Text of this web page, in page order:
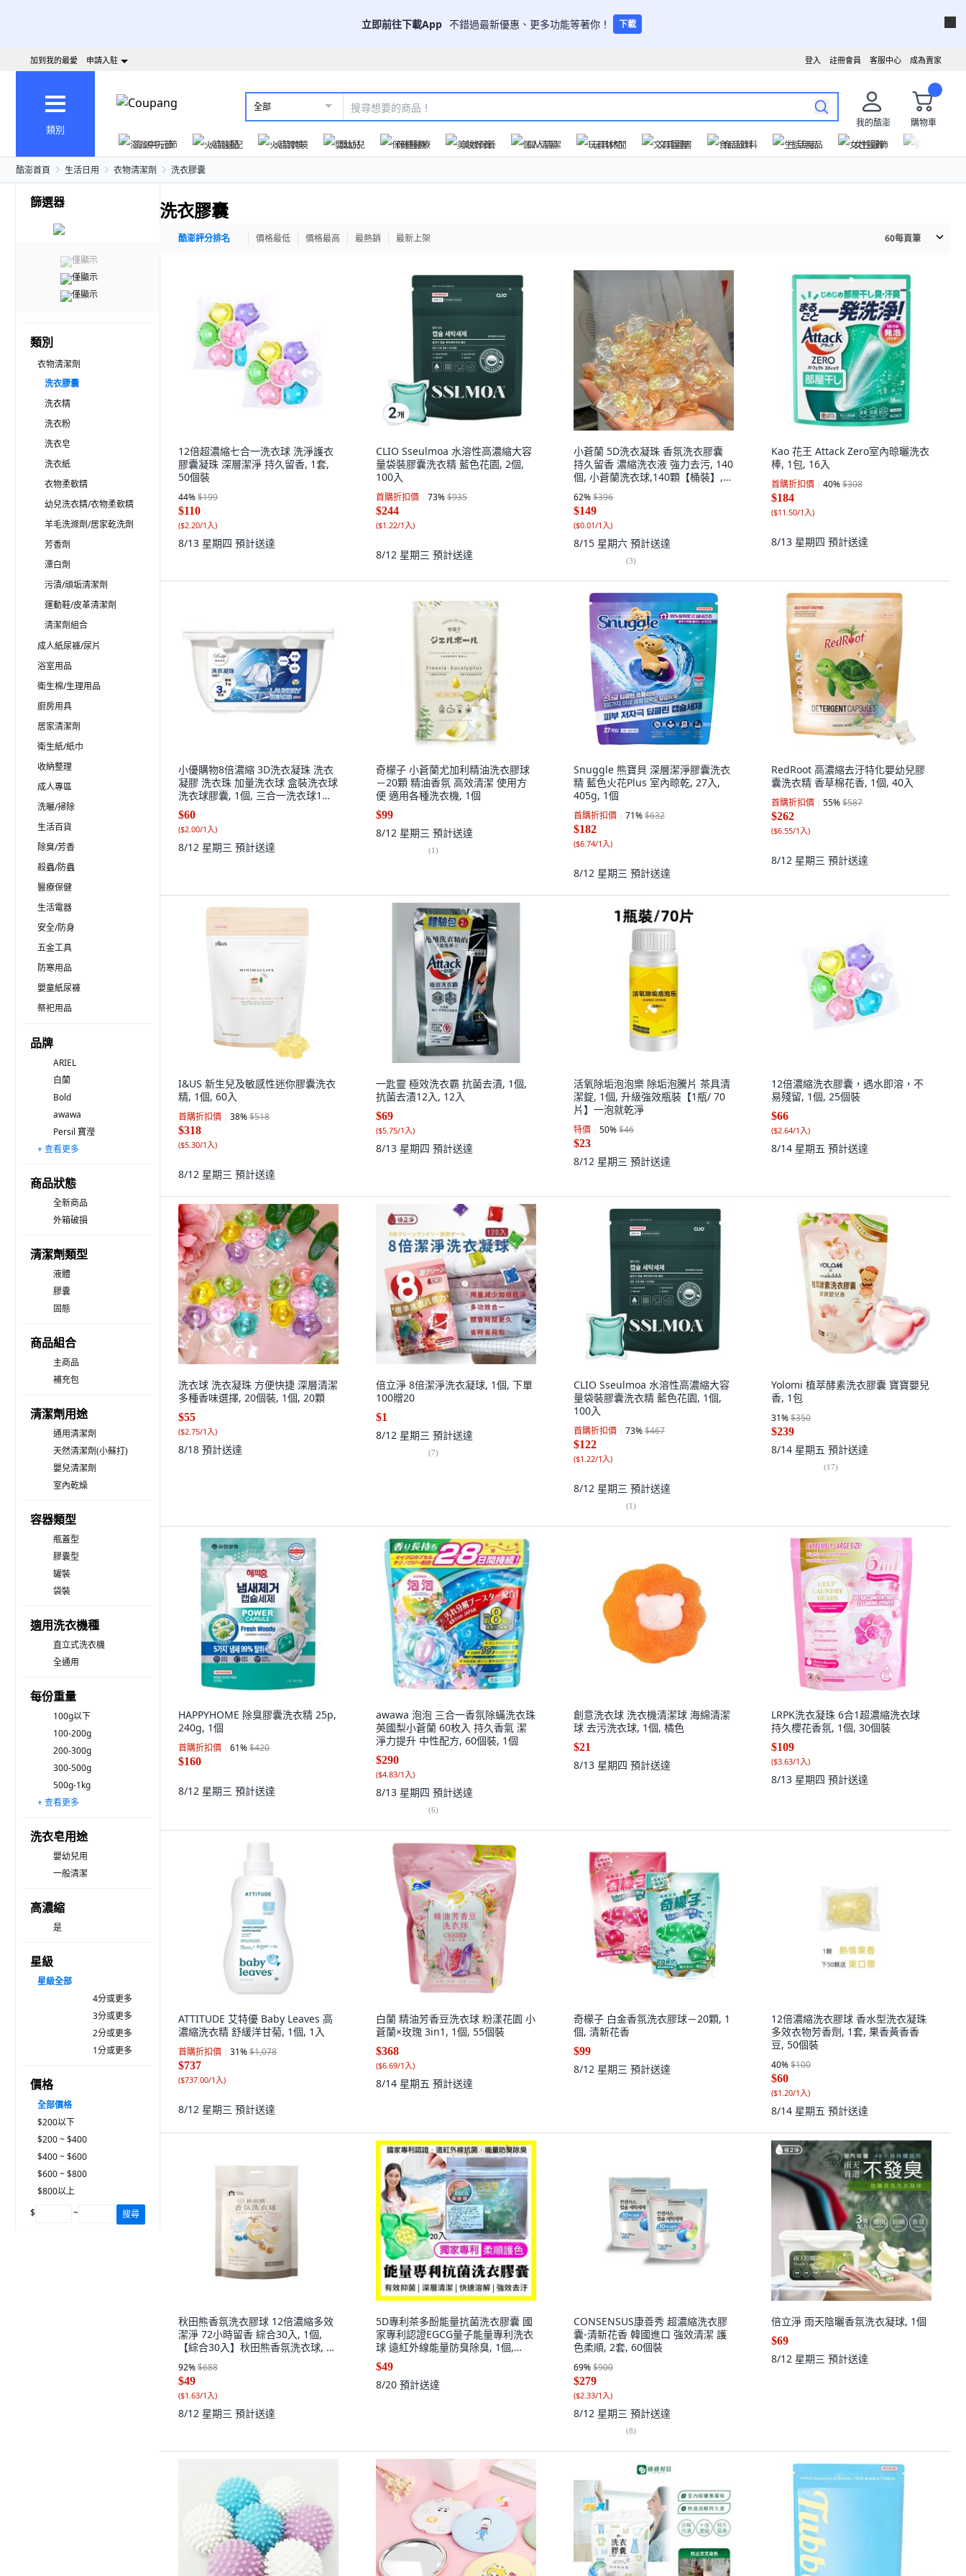
立即前往下載App 不錯過最新優惠、更多功能等著你！ 下載
成為賣家
客服中心
註冊會員
登入
加到我的最愛 申請入駐
類別
全部
我的酷澎
購物車
澎派中元節
火箭速配 火箭跨境 嬰幼兒 保健醫療 美妝保養 個人清潔 玩具休閒 文具圖書 食品飲料 生活用品 女性服飾
酷澎首頁 生活日用 衣物清潔劑 洗衣膠囊
篩選器
僅顯示
僅顯示
僅顯示
類別
衣物清潔劑
洗衣膠囊
洗衣精
洗衣粉
洗衣皂
洗衣紙
衣物柔軟精
幼兒洗衣精/衣物柔軟精
羊毛洗滌劑/居家乾洗劑
芳香劑
漂白劑
污漬/頑垢清潔劑
運動鞋/皮革清潔劑
清潔劑組合
成人紙尿褲/尿片
浴室用品
衛生棉/生理用品
廚房用具
居家清潔劑
衛生紙/紙巾
收納整理
成人專區
洗曬/掃除
生活百貨
除臭/芳香
殺蟲/防蟲
醫療保健
生活電器
安全/防身
五金工具
防寒用品
嬰童紙尿褲
祭祀用品
品牌
ARIEL
白蘭
Bold
awawa
Persil 寶瀅
TAMSAA
Magic Amah 妙管家
farcent 花仙子
Attack 一匙靈
清淨海
格麗淨
Duree Balle
加倍潔
LANOWN 南王
無品牌
Prosi 普洛斯
dm Denk mit
BangJiaShi 幫家適
AMPM.
WELCO
+ 查看更多
商品狀態
全新商品
外箱破損
清潔劑類型
液體
膠囊
固態
商品組合
主商品
補充包
清潔劑用途
通用清潔劑
天然清潔劑(小蘇打)
嬰兒清潔劑
室內乾燥
容器類型
瓶蓋型
膠囊型
罐裝
袋裝
適用洗衣機種
直立式洗衣機
全通用
每份重量
100g以下
100-200g
200-300g
300-500g
500g-1kg
1-2kg
2-3kg
3-4kg
4-5kg
5kg或更多
+ 查看更多
洗衣皂用途
嬰幼兒用
一般清潔
高濃縮
是
星級
星級全部
4分或更多
3分或更多
2分或更多
1分或更多
價格
全部價格
$200以下
$200 ~ $400
$400 ~ $600
$600 ~ $800
$800以上
$
~ 搜尋
洗衣膠囊
酷澎評分排名 價格最低 價格最高 最熱銷 最新上架 60每頁筆
12倍超濃縮七合一洗衣球 洗淨護衣
膠囊凝珠 深層潔淨 持久留香, 1套,
50個裝
44%$199
$110
($2.20/1入)
8/13 星期四 預計送達
CLIO Sseulmoa 水溶性高濃縮大容
量袋裝膠囊洗衣精 藍色花園, 2個,
100入
首購折扣價 73%$935
$244
($1.22/1入)
8/12 星期三 預計送達
小蒼蘭 5D洗衣凝珠 香氛洗衣膠囊
持久留香 濃縮洗衣液 強力去污, 140
個, 小蒼蘭洗衣球,140顆【桶裝】,
140個裝
62%$396
$149
($0.01/1入)
8/15 星期六 預計送達
(3)
Kao 花王 Attack Zero室內晾曬洗衣
棒, 1包, 16入
首購折扣價 40%$308
$184
($11.50/1入)
8/13 星期四 預計送達
小優購物8倍濃縮 3D洗衣凝珠 洗衣
凝膠 洗衣珠 加量洗衣球 盒裝洗衣球
洗衣球膠囊, 1個, 三合一洗衣球1盒
30入(超取最多10盒), 30
$60
($2.00/1入)
8/12 星期三 預計送達
奇檬子 小蒼蘭尤加利精油洗衣膠球
－20顆 精油香氛 高效清潔 使用方
便 適用各種洗衣機, 1個
$99
8/12 星期三 預計送達
(1)
Snuggle 熊寶貝 深層潔淨膠囊洗衣
精 藍色火花Plus 室內晾乾, 27入,
405g, 1個
首購折扣價 71%$632
$182
($6.74/1入)
8/12 星期三 預計送達
RedRoot 高濃縮去汙特化嬰幼兒膠
囊洗衣精 香草棉花香, 1個, 40入
首購折扣價 55%$587
$262
($6.55/1入)
8/12 星期三 預計送達
I&US 新生兒及敏感性迷你膠囊洗衣
精, 1個, 60入
首購折扣價 38%$518
$318
($5.30/1入)
8/12 星期三 預計送達
一匙靈 極效洗衣霸 抗菌去漬, 1個,
抗菌去漬12入, 12入
$69
($5.75/1入)
8/13 星期四 預計送達
活氧除垢泡泡樂 除垢泡騰片 茶具清
潔錠, 1個, 升級強效瓶裝【1瓶/ 70
片】一泡就乾淨
特價 50%$46
$23
8/12 星期三 預計送達
12倍濃縮洗衣膠囊，遇水即溶，不
易殘留, 1個, 25個裝
$66
($2.64/1入)
8/14 星期五 預計送達
洗衣球 洗衣凝珠 方便快捷 深層清潔
多種香味選擇, 20個裝, 1個, 20顆
$55
($2.75/1入)
8/18 預計送達
倍立淨 8倍潔淨洗衣凝球, 1個, 下單
100贈20
$1
8/12 星期三 預計送達
(7)
CLIO Sseulmoa 水溶性高濃縮大容
量袋裝膠囊洗衣精 藍色花園, 1個,
100入
首購折扣價 73%$467
$122
($1.22/1入)
8/12 星期三 預計送達
(1)
Yolomi 植萃酵素洗衣膠囊 寶寶嬰兒
香, 1包
31%$350
$239
8/14 星期五 預計送達
(17)
HAPPYHOME 除臭膠囊洗衣精 25p,
240g, 1個
首購折扣價 61%$420
$160
8/12 星期三 預計送達
awawa 泡泡 三合一香氛除蟎洗衣珠
英國梨小蒼蘭 60枚入 持久香氣 潔
淨力提升 中性配方, 60個裝, 1個
$290
($4.83/1入)
8/13 星期四 預計送達
(6)
創意洗衣球 洗衣機清潔球 海綿清潔
球 去污洗衣球, 1個, 橘色
$21
8/13 星期四 預計送達
LRPK洗衣凝珠 6合1超濃縮洗衣球
持久櫻花香氛, 1個, 30個裝
$109
($3.63/1入)
8/13 星期四 預計送達
ATTITUDE 艾特優 Baby Leaves 高
濃縮洗衣精 舒緩洋甘菊, 1個, 1入
首購折扣價 31%$1,078
$737
($737.00/1入)
8/12 星期三 預計送達
白蘭 精油芳香豆洗衣球 粉漾花園 小
蒼蘭×玫瑰 3in1, 1個, 55個裝
$368
($6.69/1入)
8/14 星期五 預計送達
奇檬子 白金香氛洗衣膠球－20顆, 1
個, 清新花香
$99
8/12 星期三 預計送達
12倍濃縮洗衣膠球 香水型洗衣凝珠
多效衣物芳香劑, 1套, 果香黃香香
豆, 50個裝
40%$100
$60
($1.20/1入)
8/14 星期五 預計送達
秋田熊香氛洗衣膠球 12倍濃縮多效
潔淨 72小時留香 綜合30入, 1個,
【綜合30入】秋田熊香氛洗衣球, 30
92%$688
$49
($1.63/1入)
8/12 星期三 預計送達
5D專利茶多酚能量抗菌洗衣膠囊 國
家專利認證EGCG量子能量專利洗衣
球 遠紅外線能量防臭除臭, 1個,
4g*20顆入
$49
8/20 預計送達
CONSENSUS康善秀 超濃縮洗衣膠
囊-清新花香 韓國進口 強效清潔 護
色柔順, 2套, 60個裝
69%$900
$279
($2.33/1入)
8/12 星期三 預計送達
(8)
倍立淨 雨天陰曬香氛洗衣凝球, 1個
$69
8/12 星期三 預計送達